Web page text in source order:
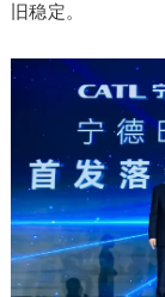
旧稳定。